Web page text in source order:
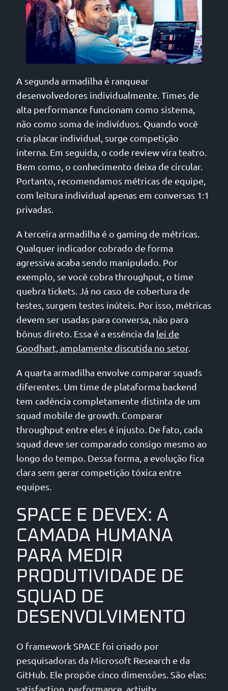
A segunda armadilha é ranquear
desenvolvedores individualmente. Times de
alta performance funcionam como sistema,
não como soma de indivíduos. Quando você
cria placar individual, surge competição
interna. Em seguida, o code review vira teatro.
Bem como, o conhecimento deixa de circular.
Portanto, recomendamos métricas de equipe,
com leitura individual apenas em conversas 1:1
privadas.
A terceira armadilha é o gaming de métricas.
Qualquer indicador cobrado de forma
agressiva acaba sendo manipulado. Por
exemplo, se você cobra throughput, o time
quebra tickets. Já no caso de cobertura de
testes, surgem testes inúteis. Por isso, métricas
devem ser usadas para conversa, não para
bônus direto. Essa é a essência da lei de
Goodhart, amplamente discutida no setor.
A quarta armadilha envolve comparar squads
diferentes. Um time de plataforma backend
tem cadência completamente distinta de um
squad mobile de growth. Comparar
throughput entre eles é injusto. De fato, cada
squad deve ser comparado consigo mesmo ao
longo do tempo. Dessa forma, a evolução fica
clara sem gerar competição tóxica entre
equipes.
SPACE E DEVEX: A
CAMADA HUMANA
PARA MEDIR
PRODUTIVIDADE DE
SQUAD DE
DESENVOLVIMENTO
O framework SPACE foi criado por
pesquisadoras da Microsoft Research e da
GitHub. Ele propõe cinco dimensões. São elas:
satisfaction, performance, activity,